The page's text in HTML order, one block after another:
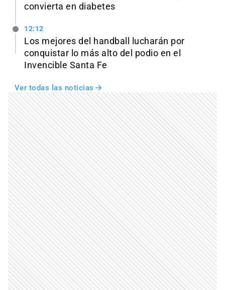
convierta en diabetes
12:12
Los mejores del handball lucharán por
conquistar lo más alto del podio en el
Invencible Santa Fe
Ver todas las noticias